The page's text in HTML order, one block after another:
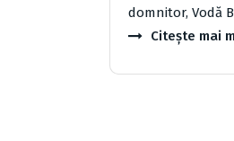
domnitor, Vodă
Citește mai